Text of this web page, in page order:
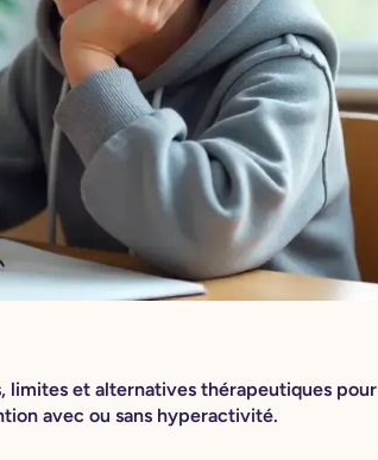
limites et alternatives thérapeutiques pour
avec ou sans hyperactivité.